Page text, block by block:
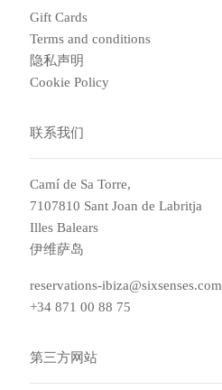
Gift Cards
Terms and conditions
隐私声明
Cookie Policy
联系我们
Camí de Sa Torre,
7107810 Sant Joan de Labritja
Illes Balears
伊维萨岛
reservations-ibiza@sixsenses.com
+34 871 00 88 75
第三方网站